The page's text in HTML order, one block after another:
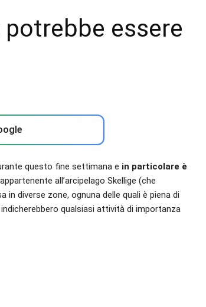
essere
questo fine settimana e in particolare è
appartenente all’arcipelago Skellige (che
in diverse zone, ognuna delle quali è piena di
qualsiasi attività di importanza